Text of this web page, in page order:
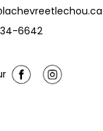
6642